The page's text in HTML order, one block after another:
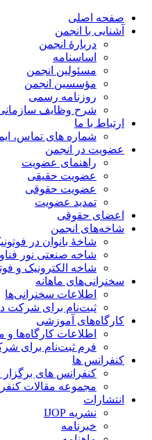
صفحه اصلی
آشنایی با انجمن
دربارۀ انجمن
اساسنامه
مسئولین انجمن
مؤسسین انجمن
روزنامه رسمی
شرح وظایف سازمانی
ارتباط با ما
شماره های تماس،
عضویت در انجمن
راهنمای عضویت
عضویت حقیقی
عضویت حقوقی
تمدید عضویت
اعضای حقوقی
شاخه‌های انجمن
شاخۀ بانوان در فوتونیک
شاخه صنعتی نور
شاخه‌ الکترونیک و
سخنرانی‌های ماهانه
اطلاعات سخنرانی‌‌ها
ثبت‌نام برای شرکت در
کارگاه‌های آموزشی
اطلاعات کارگاه‌ها و
فرم ثبت‌نام برای
کنفرانس ها
کنفرانس های برگزار
مجموعه مقالات
انتشارات
نشریه IJOP
خبرنامه